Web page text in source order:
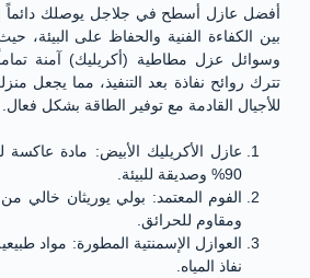
أفضل عازل أسطح في جلاجل يوصلك دائماً
بين الكفاءة الفنية والحفاظ على البيئة،
وسوائل عزل مطاطية (أكريليك) آمنة
تترك روائح نفاذة بعد التنفيذ، مما يجعل
للأجيال القادمة مع توفير الطاقة بشكل فعال.
عازل الأكريليك الأبيض: مادة
90% وصديقة للبيئة.
الفوم المعتمد: بولي يوريثان خالي من
ومقاوم للحرائق.
العوازل الإسمنتية المطورة: مواد
نفاذ المياه.